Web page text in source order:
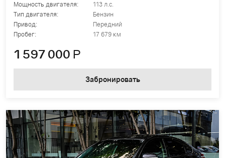
Мощность двигателя:
113 л.с.
Тип двигателя:
Бензин
Привод:
Передний
Пробег:
17 679 км
1 597 000 Р
Забронировать